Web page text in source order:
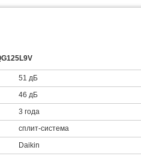
51 дБ
46 дБ
3 года
сплит-система
Daikin